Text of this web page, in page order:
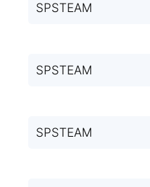
SPSTEAM
SPSTEAM
SPSTEAM